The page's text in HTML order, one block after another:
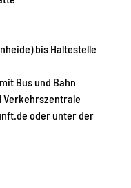
bis Haltestelle
Bus und Bahn
Verkehrszentrale
oder unter der